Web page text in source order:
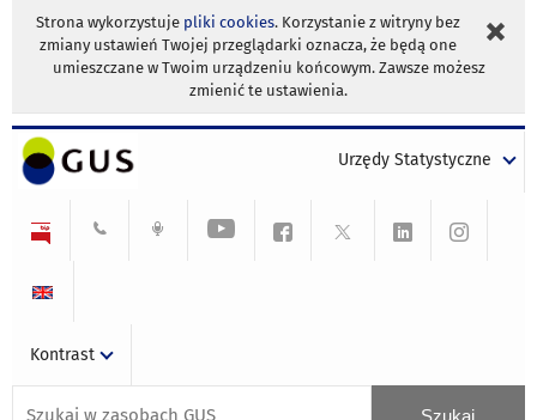
Strona wykorzystuje pliki cookies. Korzystanie z witryny bez
zmiany ustawień Twojej przeglądarki oznacza, że będą one
umieszczane w Twoim urządzeniu końcowym. Zawsze możesz
zmienić te ustawienia.
Urzędy Statystyczne
Kontrast